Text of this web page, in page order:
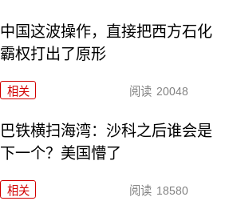
中国这波操作，直接把西方石化
霸权打出了原形
相关 阅读 20048
巴铁横扫海湾：沙科之后谁会是
下一个？美国懵了
相关 阅读 18580